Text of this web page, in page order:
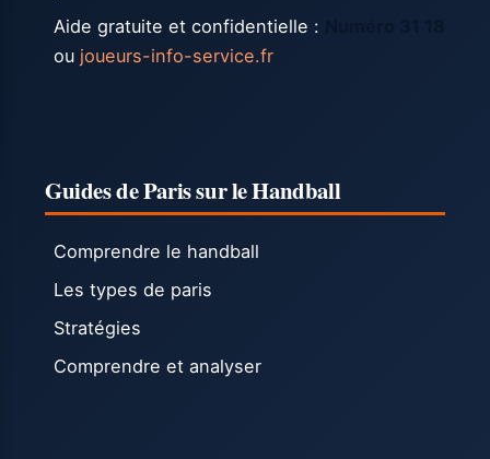
Aide gratuite et confidentielle :
ou joueurs-info-service.fr
Guides de Paris sur le Handball
Comprendre le handball
Les types de paris
Stratégies
Comprendre et analyser